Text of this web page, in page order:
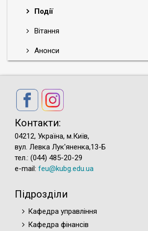
Події
Вітання
Анонси
Контакти:
04212, Україна, м.Київ,
вул. Левка Лук'яненка,13-Б
тел.: (044) 485-20-29
e-mail: feu@kubg.edu.ua
Підрозділи
Кафедра управління
Кафедра фінансів